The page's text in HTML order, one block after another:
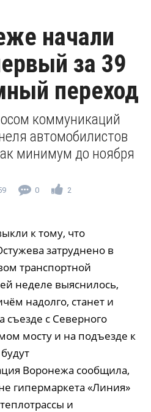
начали
за 39
переход
коммуникаций
автомобилистов
минимум до ноября
0 2
к тому, что
затруднено в
транспортной
неделе выяснилось,
надолго, станет и
съезде с Северного
мосту и на подъезде к
Воронежа сообщила,
гипермаркета «Линия»
и